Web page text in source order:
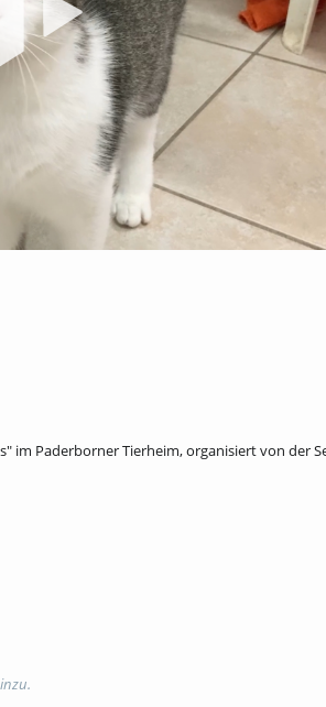
im Paderborner Tierheim, organisiert von der